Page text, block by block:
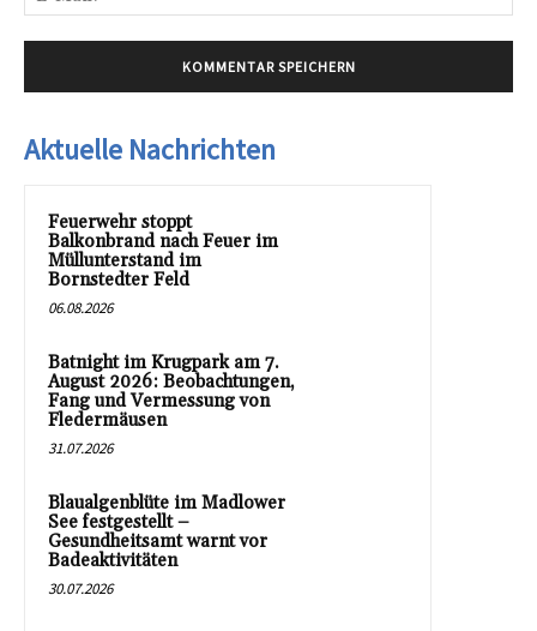
Aktuelle Nachrichten
Feuerwehr stoppt
Balkonbrand nach Feuer im
Müllunterstand im
Bornstedter Feld
06.08.2026
Batnight im Krugpark am 7.
August 2026: Beobachtungen,
Fang und Vermessung von
Fledermäusen
31.07.2026
Blaualgenblüte im Madlower
See festgestellt –
Gesundheitsamt warnt vor
Badeaktivitäten
30.07.2026